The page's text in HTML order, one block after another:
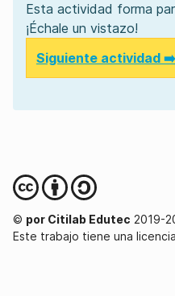
Esta actividad forma
¡Échale un vistazo!
Siguiente actividad ➡️
© por Citilab Edutec 2019-
Este trabajo tiene una